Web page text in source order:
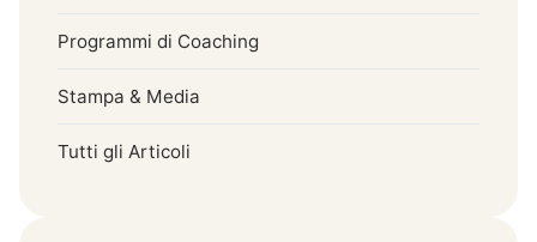
Programmi di Coaching
Stampa & Media
Tutti gli Articoli